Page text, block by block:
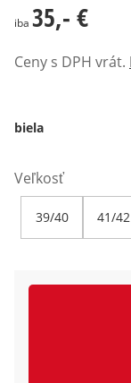
35,- €
iba 35,- €
Ceny s DPH vrát.
biela
Veľkosť
39/40 41/42